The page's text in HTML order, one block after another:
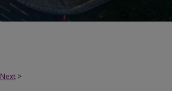
Next >